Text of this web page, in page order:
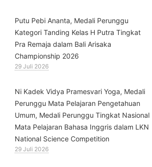
Putu Pebi Ananta, Medali Perunggu
Kategori Tanding Kelas H Putra Tingkat
Pra Remaja dalam Bali Arisaka
Championship 2026
29 Juli 2026
⁠Ni Kadek Vidya Pramesvari Yoga, Medali
Perunggu Mata Pelajaran Pengetahuan
Umum, Medali Perunggu Tingkat Nasional
Mata Pelajaran Bahasa Inggris dalam LKN
National Science Competition
29 Juli 2026